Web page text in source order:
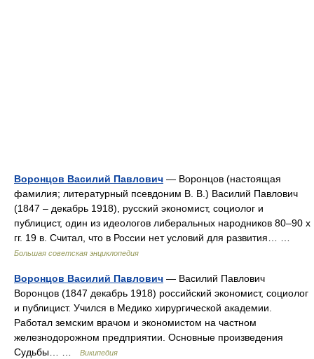
Воронцов Василий Павлович — Воронцов (настоящая
фамилия; литературный псевдоним В. В.) Василий Павлович
(1847 ‒ декабрь 1918), русский экономист, социолог и
публицист, один из идеологов либеральных народников 80‒90 х
гг. 19 в. Считал, что в России нет условий для развития… …
Большая советская энциклопедия
Воронцов Василий Павлович — Василий Павлович
Воронцов (1847 декабрь 1918) российский экономист, социолог
и публицист. Учился в Медико хирургической академии.
Работал земским врачом и экономистом на частном
железнодорожном предприятии. Основные произведения
Судьбы… …
Википедия